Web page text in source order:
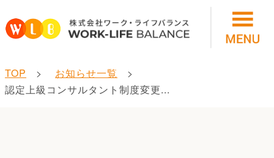
TOP
お知らせ一覧
認定上級コンサルタント制度変更...